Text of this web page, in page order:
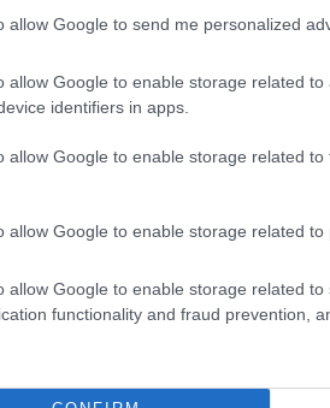
allow Google to send me personalized
allow Google to enable storage related to
identifiers in apps.
allow Google to enable storage related
allow Google to enable storage related to
allow Google to enable storage related to
functionality and fraud prevention,
ΕΛΛΑΔΑ